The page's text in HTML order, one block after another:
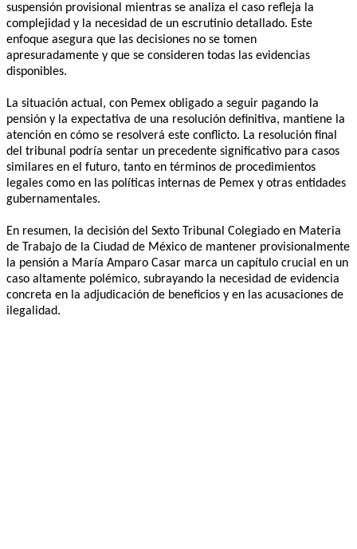
suspensión provisional mientras se analiza el caso refleja la
complejidad y la necesidad de un escrutinio detallado. Este
enfoque asegura que las decisiones no se tomen
apresuradamente y que se consideren todas las evidencias
disponibles.
La situación actual, con Pemex obligado a seguir pagando la
pensión y la expectativa de una resolución definitiva, mantiene la
atención en cómo se resolverá este conflicto. La resolución final
del tribunal podría sentar un precedente significativo para casos
similares en el futuro, tanto en términos de procedimientos
legales como en las políticas internas de Pemex y otras entidades
gubernamentales.
En resumen, la decisión del Sexto Tribunal Colegiado en Materia
de Trabajo de la Ciudad de México de mantener provisionalmente
la pensión a María Amparo Casar marca un capítulo crucial en un
caso altamente polémico, subrayando la necesidad de evidencia
concreta en la adjudicación de beneficios y en las acusaciones de
ilegalidad.